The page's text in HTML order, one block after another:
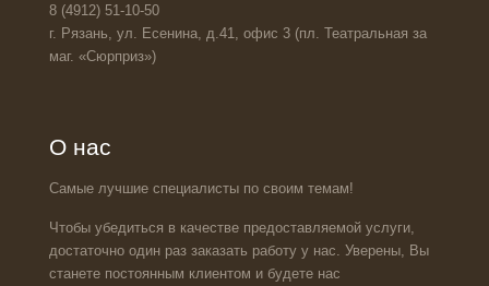
8 (4912) 51-10-50
г. Рязань, ул. Есенина, д.41, офис 3 (пл. Театральная за
маг. «Сюрприз»)
О нас
Самые лучшие специалисты по своим темам!
Чтобы убедиться в качестве предоставляемой услуги,
достаточно один раз заказать работу у нас. Уверены, Вы
станете постоянным клиентом и будете нас